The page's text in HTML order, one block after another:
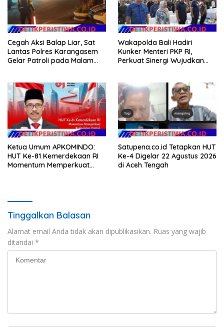
Cegah Aksi Balap Liar, Sat
Lantas Polres Karangasem
Gelar Patroli pada Malam
Wakapolda Bali Hadiri
Kunker Menteri PKP RI,
Perkuat Sinergi Wujudkan
Ketua Umum APKOMINDO:
HUT Ke-81 Kemerdekaan RI
Momentum Memperkuat
Emas 2045
Satupena.co.id Tetapkan HUT
Ke-4 Digelar 22 Agustus 2026
di Aceh Tengah
Tinggalkan Balasan
Alamat email Anda tidak akan dipublikasikan. Ruas yang wajib
ditandai *